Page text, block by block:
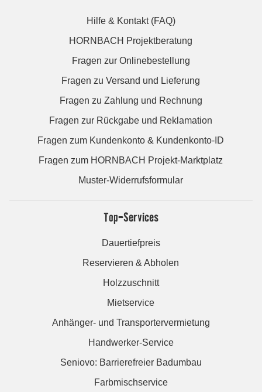
Hilfe & Kontakt (FAQ)
HORNBACH Projektberatung
Fragen zur Onlinebestellung
Fragen zu Versand und Lieferung
Fragen zu Zahlung und Rechnung
Fragen zur Rückgabe und Reklamation
Fragen zum Kundenkonto & Kundenkonto-ID
Fragen zum HORNBACH Projekt-Marktplatz
Muster-Widerrufsformular
Top-Services
Dauertiefpreis
Reservieren & Abholen
Holzzuschnitt
Mietservice
Anhänger- und Transportervermietung
Handwerker-Service
Seniovo: Barrierefreier Badumbau
Farbmischservice